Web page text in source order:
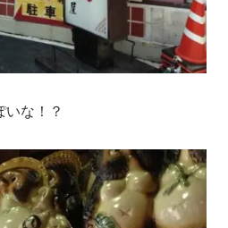
いな！？